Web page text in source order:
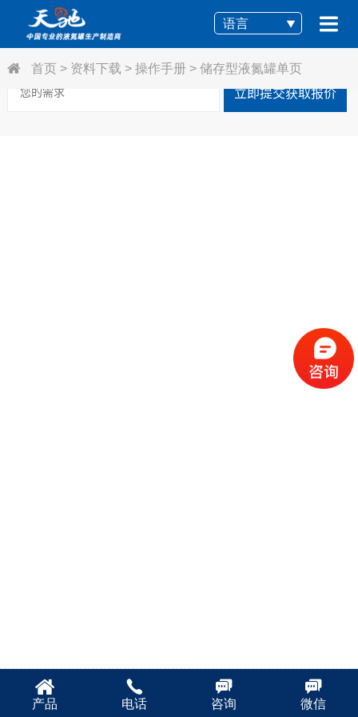
语言
首页> 资料下载 > 操作手册> 储存型液氮罐单页
立即提交获取报价
产品 电话 咨询 微信